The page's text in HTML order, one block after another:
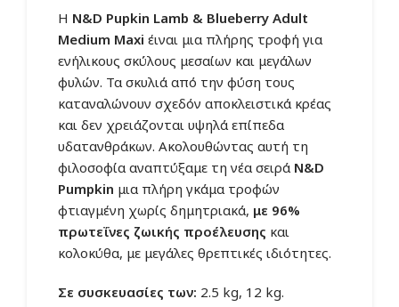
92.90€
Η N&D Pupkin Lamb & Blueberry Adult
Medium Maxi έιναι μια πλήρης τροφή για
ενήλικους σκύλους μεσαίων και μεγάλων
φυλών. Τα σκυλιά από την φύση τους
καταναλώνουν σχεδόν αποκλειστικά κρέας
και δεν χρειάζονται υψηλά επίπεδα
υδατανθράκων. Ακολουθώντας αυτή τη
φιλοσοφία αναπτύξαμε τη νέα σειρά N&D
Pumpkin μια πλήρη γκάμα τροφών
φτιαγμένη χωρίς δημητριακά, με 96%
πρωτεΐνες ζωικής προέλευσης και
κολοκύθα, με μεγάλες θρεπτικές ιδιότητες.
Σε συσκευασίες των: 2.5 kg, 12 kg.